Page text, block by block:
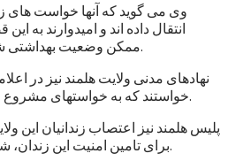
وی می گوید که آنها خواست های
انتقال داده اند و امیدوارند به
ممکن وضعیت بهداشتی شماری از زندانیان خراب شود.
نهادهای مدنی ولایت هلمند نیز در
خواستند که به خواستهای مشروع زندانیان پاسخ مثبت داده شود.
پلیس هلمند نیز اعتصاب زندانیان این
برای تامین امنیت این زندان، شمار بیشتری نیرو فرستاده اند.